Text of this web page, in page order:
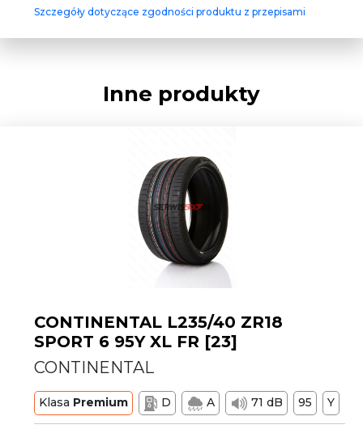
Szczegóły dotyczące zgodności produktu z przepisami
Inne produkty
CONTINENTAL L235/40 ZR18
SPORT 6 95Y XL FR [23]
CONTINENTAL
Klasa Premium D A 71 dB 95 Y